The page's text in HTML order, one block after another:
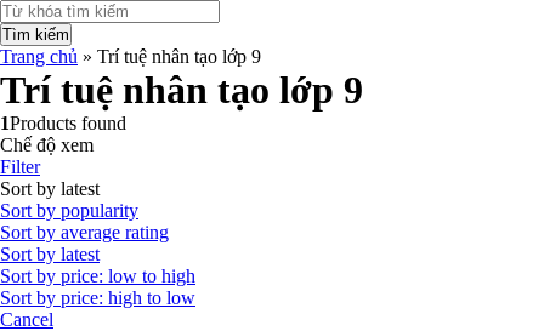
Tìm kiếm
Trang chủ » Trí tuệ nhân tạo lớp 9
Trí tuệ nhân tạo lớp 9
1Products found
Chế độ xem
Filter
Sort by latest
Sort by popularity
Sort by average rating
Sort by latest
Sort by price: low to high
Sort by price: high to low
Cancel